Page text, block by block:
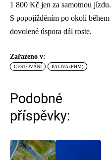
1 800 Kč jen za samotnou jízdu.
S popojížděním po okolí během
dovolené úspora dál roste.
Zařazeno v:
CESTOVÁNÍ PALIVA (PHM)
Podobné
příspěvky: